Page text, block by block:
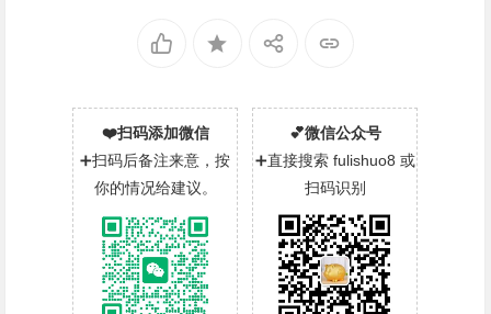
❤️扫码添加微信
➕扫码后备注来意，按
你的情况给建议。
💕微信公众号
➕直接搜索 fulishuo8 或
扫码识别